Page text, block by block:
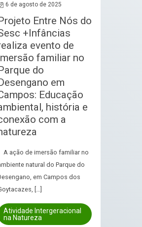
6 de agosto de 2025
Entre Nós do
+Infâncias
evento de
familiar no
do
em
Educação
história e
com a
A ação de imersão familiar no
natural do Parque do
em Campos dos
[…]
Atividade Intergeracional
na Natureza